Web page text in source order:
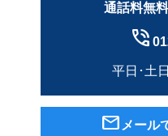
通話料無
phone_in_talk
平日･土
mail メール